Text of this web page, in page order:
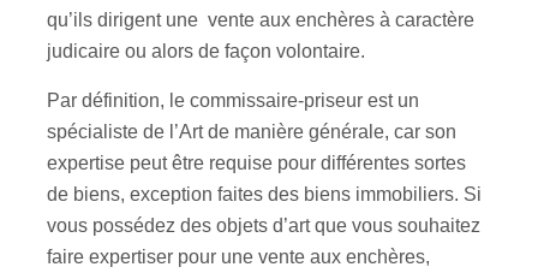
qu’ils dirigent une vente aux enchères à caractère
judicaire ou alors de façon volontaire.
Par définition, le commissaire-priseur est un
spécialiste de l’Art de manière générale, car son
expertise peut être requise pour différentes sortes
de biens, exception faites des biens immobiliers. Si
vous possédez des objets d’art que vous souhaitez
faire expertiser pour une vente aux enchères,